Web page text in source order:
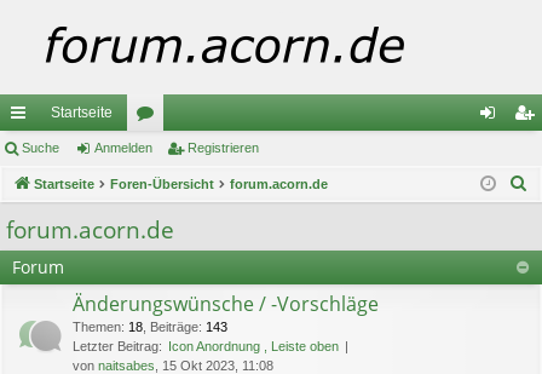
ch
ne
llz
ug
Startseite
or
en m ist
re
Suche Anmelden Registrieren
Startseite Foren-Übersicht forum.acorn.de
e
forum.acorn.de
Forum
Änderungswünsche / -Vorschläge
Themen: 18 Beiträge: 143
Letzter Beitrag: Icon Anordnung , Leiste oben
von naitsabes , 15 Okt 2023, 11:08